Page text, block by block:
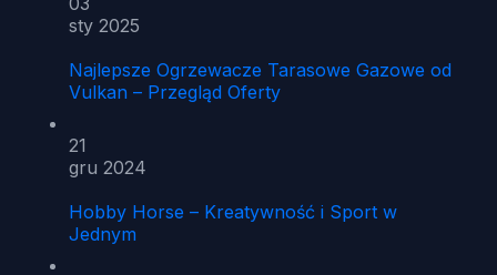
sty 2025
Najlepsze Ogrzewacze Tarasowe Gazowe od
Vulkan – Przegląd Oferty
21
gru 2024
Hobby Horse – Kreatywność i Sport w
Jednym